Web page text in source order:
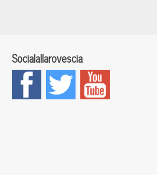
Socialallarovescia